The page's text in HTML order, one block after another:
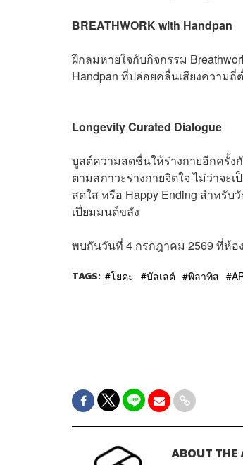
BREATHWORK with Handpan
ฝึกลมหายใจกับกิจกรรม
Handpan ที่ปล่อยคลื่นเสียงความ
Longevity Curated Dialogue
บูสต์ความสดชื่นให้ร่างกายอีกครั้ง
ตามสภาวะร่างกายจิตใจ ไม่ว่าจะ
สดใส หรือ Happy Ending สำหรั
เปี่ยมมนต์ขลัง
พบกันวันที่ 4 กรกฎาคม 2569 ที่ห้อ
TAGS: โยคะ บัลเลต์ พิลาทิส
ABOUT THE